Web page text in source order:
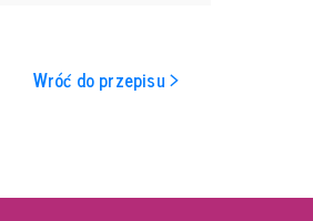
Wróć do przepisu >